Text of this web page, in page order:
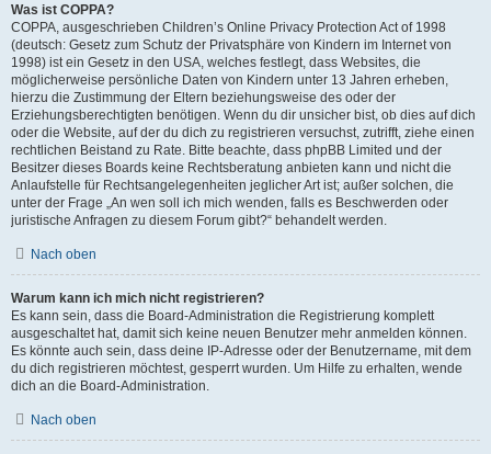
Was ist COPPA?
COPPA, ausgeschrieben Children’s Online Privacy Protection Act of 1998
(deutsch: Gesetz zum Schutz der Privatsphäre von Kindern im Internet von
1998) ist ein Gesetz in den USA, welches festlegt, dass Websites, die
möglicherweise persönliche Daten von Kindern unter 13 Jahren erheben,
hierzu die Zustimmung der Eltern beziehungsweise des oder der
Erziehungsberechtigten benötigen. Wenn du dir unsicher bist, ob dies auf dich
oder die Website, auf der du dich zu registrieren versuchst, zutrifft, ziehe einen
rechtlichen Beistand zu Rate. Bitte beachte, dass phpBB Limited und der
Besitzer dieses Boards keine Rechtsberatung anbieten kann und nicht die
Anlaufstelle für Rechtsangelegenheiten jeglicher Art ist; außer solchen, die
unter der Frage „An wen soll ich mich wenden, falls es Beschwerden oder
juristische Anfragen zu diesem Forum gibt?“ behandelt werden.
Nach oben
Warum kann ich mich nicht registrieren?
Es kann sein, dass die Board-Administration die Registrierung komplett
ausgeschaltet hat, damit sich keine neuen Benutzer mehr anmelden können.
Es könnte auch sein, dass deine IP-Adresse oder der Benutzername, mit dem
du dich registrieren möchtest, gesperrt wurden. Um Hilfe zu erhalten, wende
dich an die Board-Administration.
Nach oben